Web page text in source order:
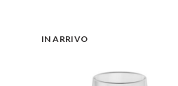
IN ARRIVO